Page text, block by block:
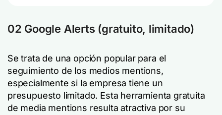
02 Google Alerts (gratuito, limitado)
Se trata de una opción popular para el
seguimiento de los medios mentions,
especialmente si la empresa tiene un
presupuesto limitado. Esta herramienta gratuita
de media mentions resulta atractiva por su